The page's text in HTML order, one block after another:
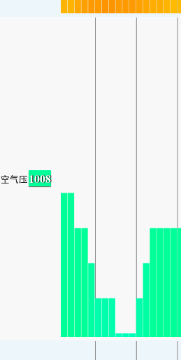
空气压力1008